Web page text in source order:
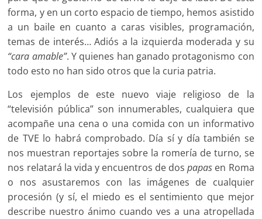
forma, y en un corto espacio de tiempo, hemos asistido
a un baile en cuanto a caras visibles, programación,
temas de interés… Adiós a la izquierda moderada y su
“cara amable”. Y quienes han ganado protagonismo con
todo esto no han sido otros que la curia patria.
Los ejemplos de este nuevo viaje religioso de la
“televisión pública” son innumerables, cualquiera que
acompañe una cena o una comida con un informativo
de TVE lo habrá comprobado. Día sí y día también se
nos muestran reportajes sobre la romería de turno, se
nos relatará la vida y encuentros de dospapas en Roma
o nos asustaremos con las imágenes de cualquier
procesión (y sí, el miedo es el sentimiento que mejor
describe nuestro ánimo cuando ves a una atropellada